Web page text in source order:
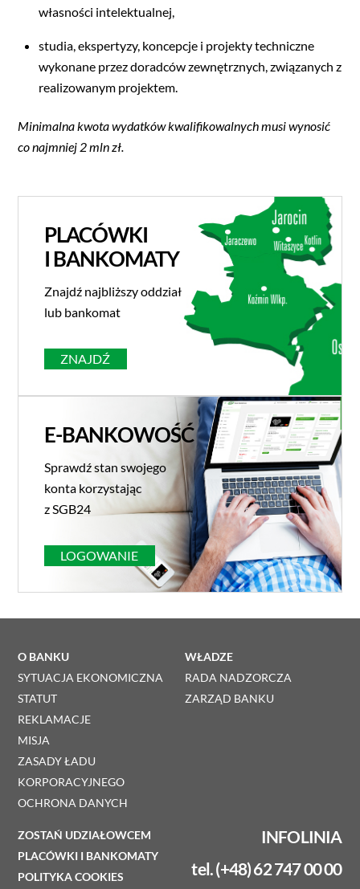
własności intelektualnej,
studia, ekspertyzy, koncepcje i projekty techniczne
wykonane przez doradców zewnętrznych, związanych z
realizowanym projektem.
Minimalna kwota wydatków kwalifikowalnych musi wynosić
co najmniej 2 mln zł.
PLACÓWKI
I BANKOMATY
Znajdź najbliższy oddział
lub bankomat
ZNAJDŹ
E-BANKOWOŚĆ
Sprawdź stan swojego
konta korzystając
z SGB24
LOGOWANIE
O BANKU
SYTUACJA EKONOMICZNA
STATUT
REKLAMACJE
MISJA
ZASADY ŁADU
KORPORACYJNEGO
OCHRONA DANYCH
WŁADZE
RADA NADZORCZA
ZARZĄD BANKU
ZOSTAŃ UDZIAŁOWCEM
PLACÓWKI I BANKOMATY
POLITYKA COOKIES
INFOLINIA
tel. (+48) 62 747 00 00